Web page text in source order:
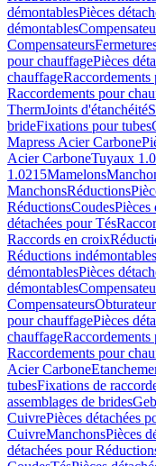
démontablesPièces
démontables
Compensateurs
pour chauffagePièces
chauffage
Raccordements pour
ThermJoints d'étanchéité
brideFixations pour tubes
Mapress Acier Carbone
Acier CarboneTuyaux
1.0215Mamelons
ManchonsRéductions
RéductionsCoudesPièces
détachées pour Tés
Raccords en croix
Réductions indémontables
démontablesPièces
démontables
Compensateurs
pour chauffagePièces
chauffage
Raccordements pour
Acier Carbone
tubesFixations de
assemblages de brides
CuivrePièces détachées
CuivreManchonsPièces
détachées pour